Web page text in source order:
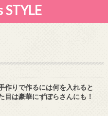
STYLE
作りで作るには何を入れると
目は豪華にずぼらさんにも！